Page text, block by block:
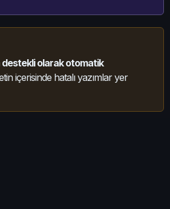
olarak otomatik
içerisinde hatalı yazımlar yer